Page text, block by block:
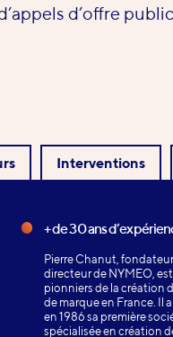
d’offre
Interventions
+ de 30 ans
Pierre Chanut,
directeur de NYMEO,
pionniers de la création
de marque en France. Il
en 1986 sa première
spécialisée en création